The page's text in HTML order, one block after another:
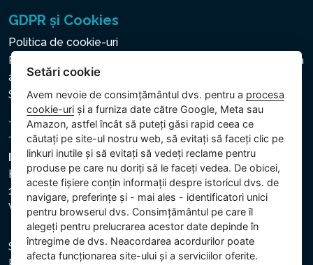
GDPR și Cookies
Politica de cookie-uri
Politica privind protecția datelor cu caracter personal și a
altor date prelucrate
Setări cookie
Intex Trading, s.r.o.
Hradecká 2526/3
130 00 Praha 3
Vinohrady - Česká republika
Societatea este înregistrată la Tribunalul Municipal din
Setări cookie
Avem nevoie de consimțământul dvs. pentru a procesa
cookie-uri și a furniza date către Google, Meta sau
Amazon, astfel încât să puteți găsi rapid ceea ce
căutați pe site-ul nostru web, să evitați să faceți clic pe
linkuri inutile și să evitați să vedeți reclame pentru
produse pe care nu doriți să le faceți vedea. De obicei,
aceste fișiere conțin informații despre istoricul dvs. de
navigare, preferințe și - mai ales - identificatori unici
pentru browserul dvs. Consimțământul pe care îl
alegeți pentru prelucrarea acestor date depinde în
întregime de dvs. Neacordarea acordurilor poate
afecta funcționarea site-ului și a serviciilor oferite.